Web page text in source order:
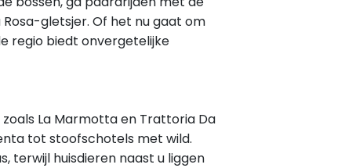
gletsjer. Of het nu gaat om
regio biedt onvergetelijke
La Marmotta en Trattoria Da
tot stoofschotels met wild.
terwijl huisdieren naast u liggen